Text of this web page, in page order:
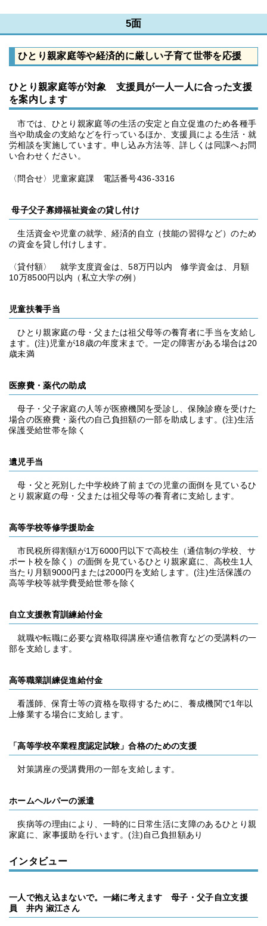
5面
ひとり親家庭等や経済的に厳しい子育て世帯を応援
ひとり親家庭等が対象 支援員が一人一人に合った支援
を案内します
市では、ひとり親家庭等の生活の安定と自立促進のため各種手
当や助成金の支給などを行っているほか、支援員による生活・就
労相談を実施しています。申し込み方法等、詳しくは同課へお問
い合わせください。
〈問合せ〉児童家庭課 電話番号436-3316
母子父子寡婦福祉資金の貸し付け
生活資金や児童の就学、経済的自立（技能の習得など）のため
の資金を貸し付けします。
〈貸付額〉 就学支度資金は、58万円以内 修学資金は、月額
10万8500円以内（私立大学の例）
児童扶養手当
ひとり親家庭の母・父または祖父母等の養育者に手当を支給し
ます。(注)児童が18歳の年度末まで。一定の障害がある場合は20
歳未満
医療費・薬代の助成
母子・父子家庭の人等が医療機関を受診し、保険診療を受けた
場合の医療費・薬代の自己負担額の一部を助成します。(注)生活
保護受給世帯を除く
遺児手当
母・父と死別した中学校終了前までの児童の面倒を見ているひ
とり親家庭の母・父または祖父母等の養育者に支給します。
高等学校等修学援助金
市民税所得割額が1万6000円以下で高校生（通信制の学校、サ
ポート校を除く）の面倒を見ているひとり親家庭に、高校生1人
当たり月額9000円または2000円を支給します。(注)生活保護の
高等学校等就学費受給世帯を除く
自立支援教育訓練給付金
就職や転職に必要な資格取得講座や通信教育などの受講料の一
部を支給します。
高等職業訓練促進給付金
看護師、保育士等の資格を取得するために、養成機関で1年以
上修業する場合に支給します。
「高等学校卒業程度認定試験」合格のための支援
対策講座の受講費用の一部を支給します。
ホームヘルパーの派遣
疾病等の理由により、一時的に日常生活に支障のあるひとり親
家庭に、家事援助を行います。(注)自己負担額あり
インタビュー
一人で抱え込まないで。一緒に考えます 母子・父子自立支援
員 井内 淑江さん